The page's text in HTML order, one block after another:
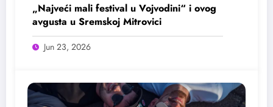
„Najveći mali festival u Vojvodini“ i ovog
avgusta u Sremskoj Mitrovici
Jun 23, 2026